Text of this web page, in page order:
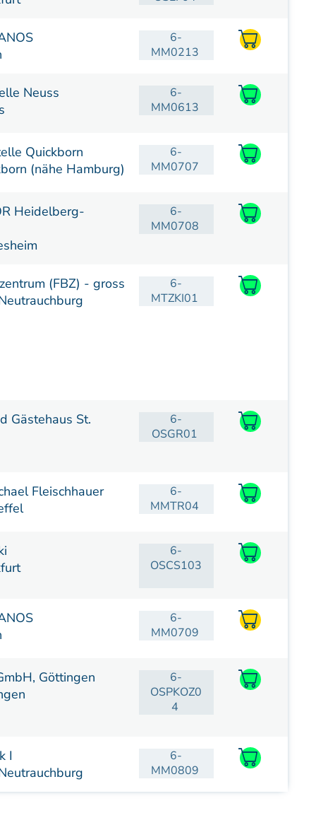
6-
MM0213
Neuss
6-
MM0613
Quickborn
(nähe Hamburg)
6-
MM0707
Heidelberg-
6-
MM0708
(FBZ) - gross
6-
MTZKI01
Gästehaus St.
6-
OSGR01
Fleischhauer
6-
MMTR04
6-
OSCS103
6-
MM0709
Göttingen
6-
OSPKOZ0
4
I
6-
MM0809